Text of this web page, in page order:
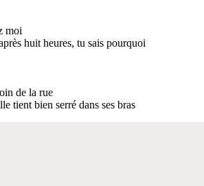
moi
huit heures, tu sais pourquoi
de la rue
tient bien serré dans ses bras